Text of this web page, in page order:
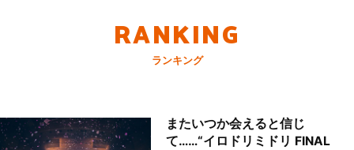
RANKING
ランキング
またいつか会えると信じ
て……“イロドリミドリ FINAL